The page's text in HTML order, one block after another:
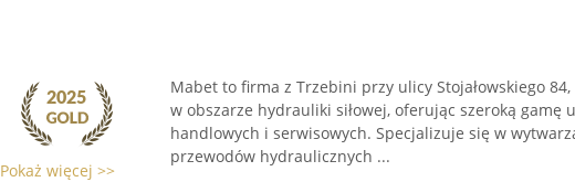
Pokaż więcej >>
Mabet to firma z Trzebini przy ulicy Stojałowskiego
w obszarze hydrauliki siłowej, oferując szeroką gamę
handlowych i serwisowych. Specjalizuje się w
przewodów hydraulicznych ...